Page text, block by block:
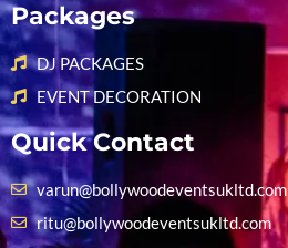
Packages
DJ PACKAGES
EVENT DECORATION
Quick Contact
varun@bollywoodeventsukltd.com
ritu@bollywoodeventsukltd.com